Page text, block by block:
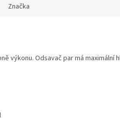
Značka
výkonu. Odsavač par má maximální